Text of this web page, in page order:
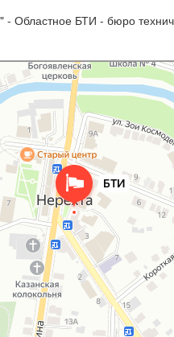
- Областное БТИ - бюро